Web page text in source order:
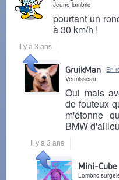
Jeune lombric
pourtant un
à 30 km/h !
Il y a 3 ans
GruikMan
En
Vermisseau
Oui mais
de fouteux
m'étonne
BMW
Il y a 3 ans
Mini-Cube
Lombric